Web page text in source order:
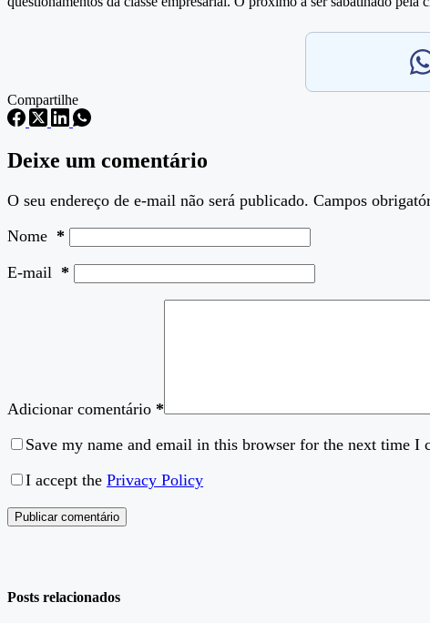
Compartilhe
Deixe um comentário
O seu endereço de e-mail não será publicado. Campos
Nome *
E-mail *
Adicionar comentário *
Save my name and email in this browser for the next time I
I accept the Privacy Policy
Publicar comentário
Posts relacionados